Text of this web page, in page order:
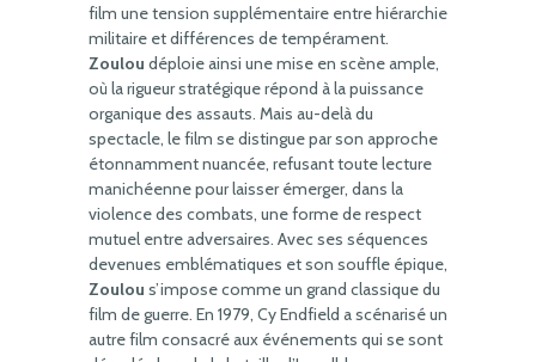
film une tension supplémentaire entre hiérarchie
militaire et différences de tempérament.
Zoulou déploie ainsi une mise en scène ample,
où la rigueur stratégique répond à la puissance
organique des assauts. Mais au-delà du
spectacle, le film se distingue par son approche
étonnamment nuancée, refusant toute lecture
manichéenne pour laisser émerger, dans la
violence des combats, une forme de respect
mutuel entre adversaires. Avec ses séquences
devenues emblématiques et son souffle épique,
Zoulou s’impose comme un grand classique du
film de guerre. En 1979, Cy Endfield a scénarisé un
autre film consacré aux événements qui se sont